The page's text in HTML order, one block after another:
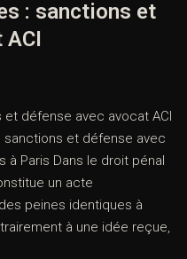
: sanctions et
défense avec avocat ACI
sanctions et défense avec
à Paris Dans le droit pénal
un acte
peines identiques à
à une idée reçue,